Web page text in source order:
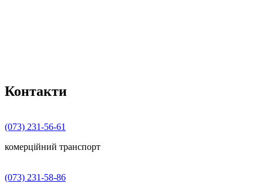
Контакти
(073) 231-56-61
комерційний транспорт
(073) 231-58-86